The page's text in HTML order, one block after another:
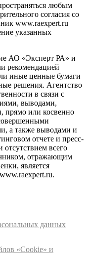
любым
согласия со
www.raexpert.ru
указанных
АО «Эксперт РА» и
рекомендацией
иные ценные бумаги
решения. Агентство
в связи с
выводами,
прямо или косвенно
а также выводами и
отчете и пресс-
всего
отражающим
является
данных
«Cookie» и